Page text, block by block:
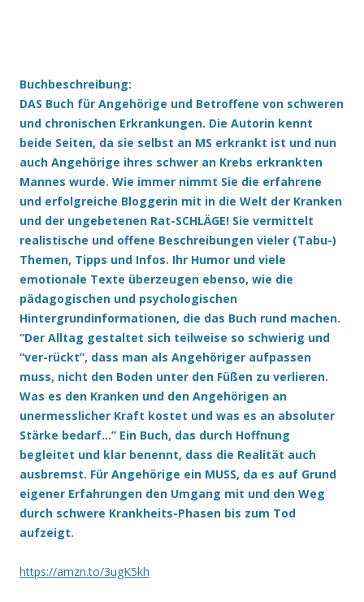
Buchbeschreibung:
DAS Buch für Angehörige und Betroffene von schweren
und chronischen Erkrankungen. Die Autorin kennt
beide Seiten, da sie selbst an MS erkrankt ist und nun
auch Angehörige ihres schwer an Krebs erkrankten
Mannes wurde. Wie immer nimmt Sie die erfahrene
und erfolgreiche Bloggerin mit in die Welt der Kranken
und der ungebetenen Rat-SCHLÄGE! Sie vermittelt
realistische und offene Beschreibungen vieler (Tabu-)
Themen, Tipps und Infos. Ihr Humor und viele
emotionale Texte überzeugen ebenso, wie die
pädagogischen und psychologischen
Hintergrundinformationen, die das Buch rund machen.
“Der Alltag gestaltet sich teilweise so schwierig und
“ver-rückt”, dass man als Angehöriger aufpassen
muss, nicht den Boden unter den Füßen zu verlieren.
Was es den Kranken und den Angehörigen an
unermesslicher Kraft kostet und was es an absoluter
Stärke bedarf…” Ein Buch, das durch Hoffnung
begleitet und klar benennt, dass die Realität auch
ausbremst. Für Angehörige ein MUSS, da es auf Grund
eigener Erfahrungen den Umgang mit und den Weg
durch schwere Krankheits-Phasen bis zum Tod
aufzeigt.
https://amzn.to/3ugK5kh